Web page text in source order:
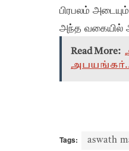
பிரபலம்
அந்த வகையில்
Read More:
Tags: aswath